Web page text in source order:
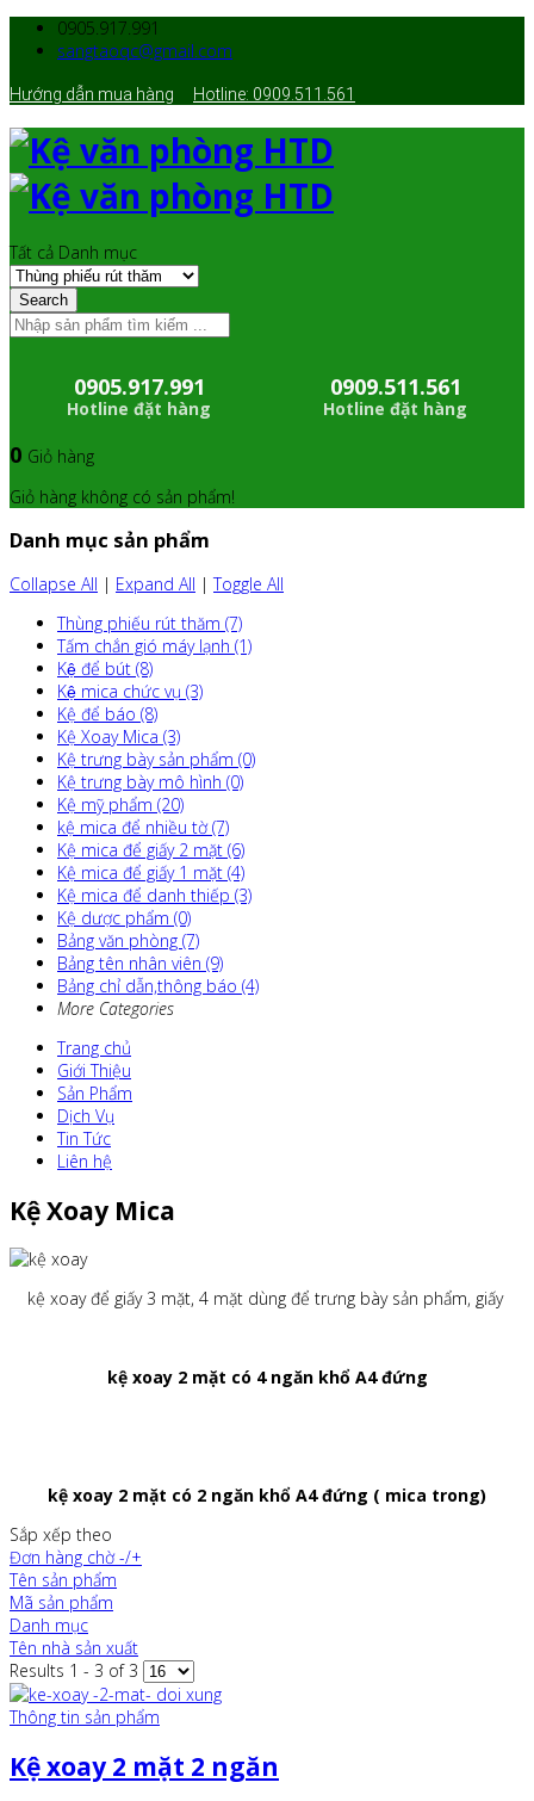
0905.917.991
sangtaoqc@gmail.com
Hướng dẫn mua hàng Hotline: 0909.511.561
Tất cả Danh mục
Search
0905.917.991
Hotline đặt hàng
0909.511.561
Hotline đặt hàng
0 Giỏ hàng
Giỏ hàng không có sản phẩm!
Danh mục sản phẩm
Collapse All | Expand All |Toggle All
Thùng phiếu rút thăm (7)
Tấm chắn gió máy lạnh (1)
Kệ để bút (8)
Kệ mica chức vụ (3)
Kệ để báo (8)
Kệ Xoay Mica (3)
Kệ trưng bày sản phẩm (0)
Kệ trưng bày mô hình (0)
Kệ mỹ phẩm (20)
kệ mica để nhiều tờ (7)
Kệ mica để giấy 2 mặt (6)
Kệ mica để giấy 1 mặt (4)
Kệ mica để danh thiếp (3)
Kệ dược phẩm (0)
Bảng văn phòng (7)
Bảng tên nhân viên (9)
Bảng chỉ dẫn,thông báo (4)
More Categories
Trang chủ
Giới Thiệu
Sản Phẩm
Dịch Vụ
Tin Tức
Liên hệ
Kệ Xoay Mica
kệ xoay để giấy 3 mặt, 4 mặt dùng để trưng bày sản phẩm, giấy
kệ xoay 2 mặt có 4 ngăn khổ A4 đứng
kệ xoay 2 mặt có 2 ngăn khổ A4 đứng ( mica trong)
Sắp xếp theo
Đơn hàng chờ -/+
Tên sản phẩm
Mã sản phẩm
Danh mục
Tên nhà sản xuất
Results 1 - 3 of 3
Thông tin sản phẩm
Kệ xoay 2 mặt 2 ngăn